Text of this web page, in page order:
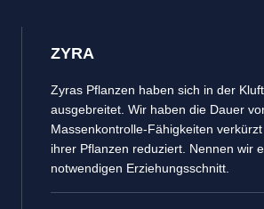
ZYRA
Zyras Pflanzen haben sich in der
ausgebreitet. Wir haben die Dauer
Massenkontrolle-Fähigkeiten
ihrer Pflanzen reduziert. Nennen wir
notwendigen Erziehungsschnitt.